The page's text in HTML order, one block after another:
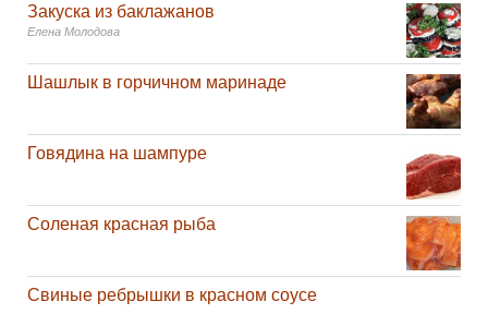
Закуска из баклажанов
Елена Молодова
Шашлык в горчичном маринаде
Говядина на шампуре
Соленая красная рыба
Свиные ребрышки в красном соусе